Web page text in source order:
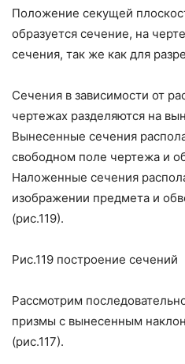
Положение секущей
образуется сечение, на
сечения, так же как для
Сечения в зависимости от
чертежах разделяются на
Вынесенные сечения
свободном поле чертежа и
Наложенные сечения
изображении предмета и
(рис.119).
Рис.119 построение сечений
Рассмотрим
призмы с вынесенным
(рис.117).